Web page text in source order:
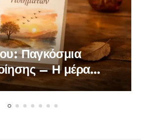
Παγκόσμια
– Η μέρα
θυμίζουν τη